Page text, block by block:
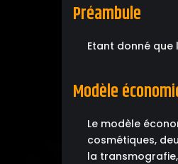
Préambule
Etant donné
Modèle
Le modèle
cosmétiques,
la